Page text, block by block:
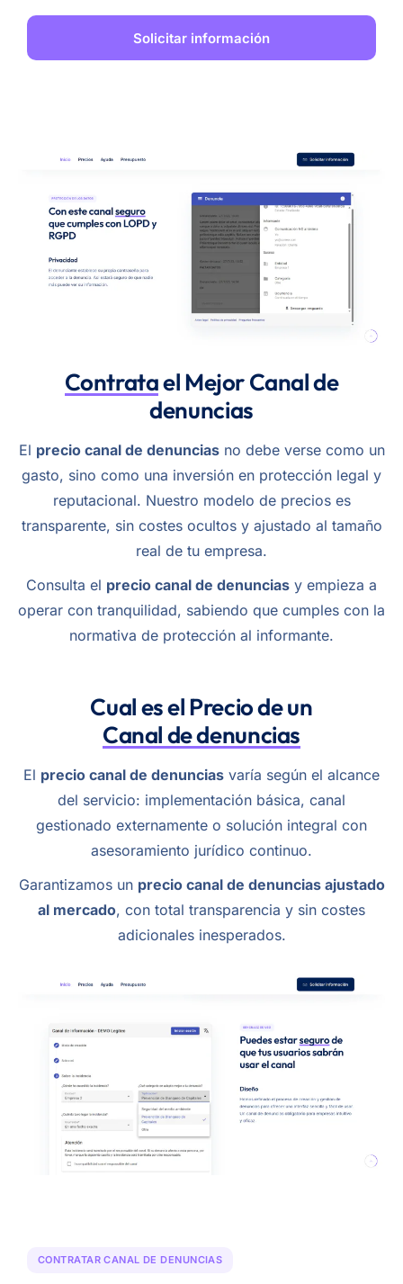
Contratael Mejor Canal de
denuncias
El precio canal de denunciasno debe verse como un
gasto, sino como una inversión en protección legal y
reputacional. Nuestro modelo de precios es
transparente, sin costes ocultos y ajustado al tamaño
real de tu empresa.
Consulta el precio canal de denuncias y empieza a
operar con tranquilidad, sabiendo que cumples con la
normativa de protección al informante.
Cual es el Precio de un
Canal de denuncias
El precio canal de denuncias varía según el alcance
del servicio: implementación básica, canal
gestionado externamente o solución integral con
asesoramiento jurídico continuo.
Garantizamos un precio canal de denuncias ajustado
al mercado, con total transparencia y sin costes
adicionales inesperados.
CONTRATAR CANAL DE DENUNCIAS